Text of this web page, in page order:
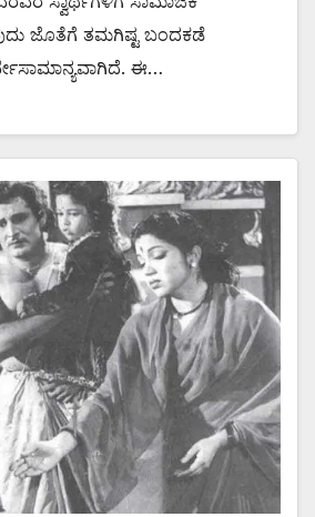
ಜೊತೆಗೆ ತಮಗಿಷ್ಟ ಬಂದಕಡೆ
ಈ…